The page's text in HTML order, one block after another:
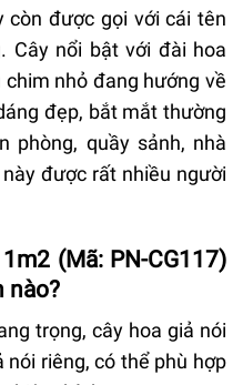
còn được gọi với cái tên
Cây nổi bật với đài hoa
nhỏ đang hướng về
đẹp, bắt mắt thường
phòng, quầy sảnh, nhà
được rất nhiều người
(Mã: PN-CG117)
nào?
trọng, cây hoa giả nói
riêng, có thể phù hợp